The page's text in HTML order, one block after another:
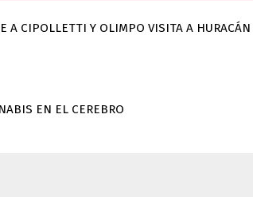
A CIPOLLETTI Y OLIMPO VISITA A HURACÁN
EN EL CEREBRO